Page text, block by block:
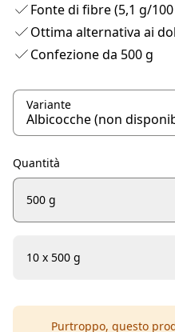
Fonte di fibre (5,1 g/
Ottima alternativa ai
Confezione da 500 g
Variante
Quantità
500 g
10 x 500 g
Purtroppo, questo